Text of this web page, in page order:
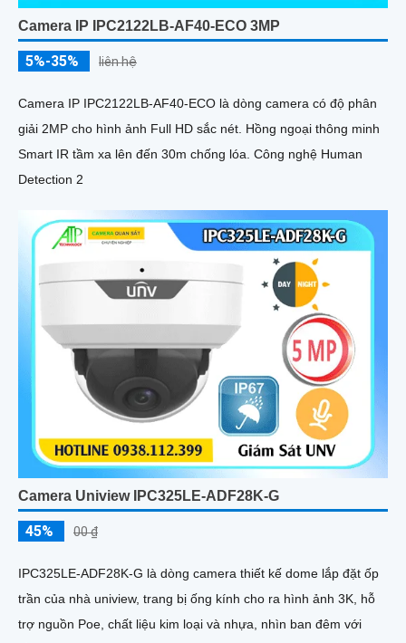
Camera IP IPC2122LB-AF40-ECO 3MP
5%-35% liên hệ
Camera IP IPC2122LB-AF40-ECO là dòng camera có độ phân
giải 2MP cho hình ảnh Full HD sắc nét. Hồng ngoại thông minh
Smart IR tầm xa lên đến 30m chống lóa. Công nghệ Human
Detection 2
Camera Uniview IPC325LE-ADF28K-G
45% 00 ₫
IPC325LE-ADF28K-G là dòng camera thiết kế dome lắp đặt ốp
trần của nhà uniview, trang bị ống kính cho ra hình ảnh 3K, hỗ
trợ nguồn Poe, chất liệu kim loại và nhựa, nhìn ban đêm với